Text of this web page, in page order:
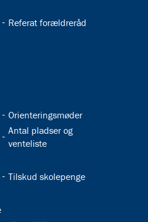
32.23:
Referat forældreråd
32.29:
Orienteringsmøder
32.31:
Antal pladser og
venteliste
32.34:
Tilskud skolepenge